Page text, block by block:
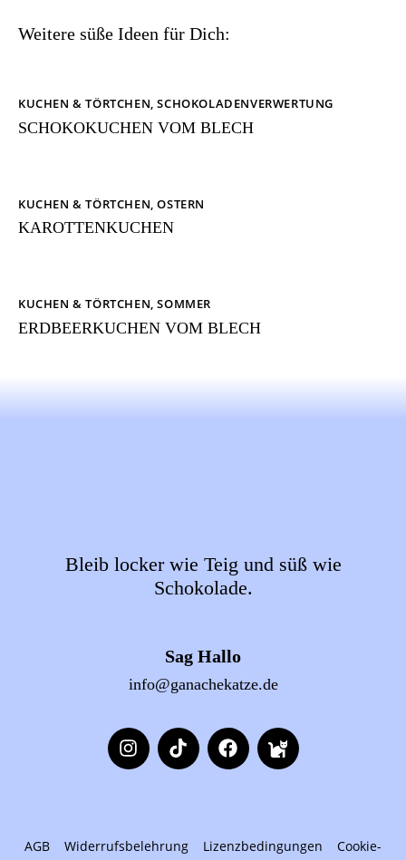
Weitere süße Ideen für Dich:
KUCHEN & TÖRTCHEN,SCHOKOLADENVERWERTUNG
SCHOKOKUCHEN VOM BLECH
KUCHEN & TÖRTCHEN ,OSTERN
KAROTTENKUCHEN
KUCHEN & TÖRTCHEN,SOMMER
ERDBEERKUCHEN VOM BLECH
Bleib locker wie Teig und süß wie
Schokolade.
Sag Hallo
info@ganachekatze.de
AGB Widerrufsbelehrung Lizenzbedingungen Cookie-